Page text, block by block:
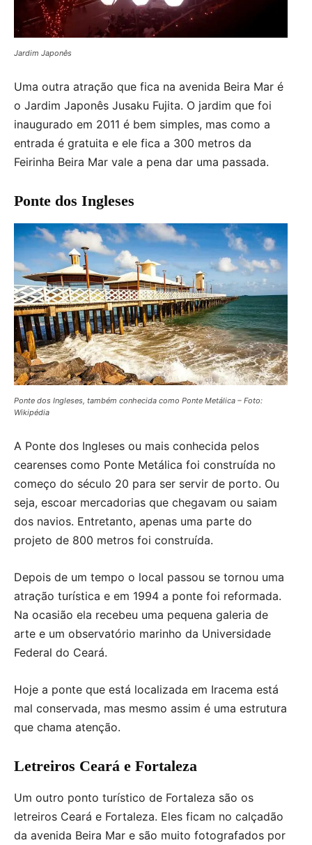
Jardim Japonês
Uma outra atração que fica na avenida Beira Mar é
o Jardim Japonês Jusaku Fujita. O jardim que foi
inaugurado em 2011 é bem simples, mas como a
entrada é gratuita e ele fica a 300 metros da
Feirinha Beira Mar vale a pena dar uma passada.
Ponte dos Ingleses
Ponte dos Ingleses, também conhecida como Ponte Metálica – Foto:
Wikipédia
A Ponte dos Ingleses ou mais conhecida pelos
cearenses como Ponte Metálica foi construída no
começo do século 20 para ser servir de porto. Ou
seja, escoar mercadorias que chegavam ou saiam
dos navios. Entretanto, apenas uma parte do
projeto de 800 metros foi construída.
Depois de um tempo o local passou se tornou uma
atração turística e em 1994 a ponte foi reformada.
Na ocasião ela recebeu uma pequena galeria de
arte e um observatório marinho da Universidade
Federal do Ceará.
Hoje a ponte que está localizada em Iracema está
mal conservada, mas mesmo assim é uma estrutura
que chama atenção.
Letreiros Ceará e Fortaleza
Um outro ponto turístico de Fortaleza são os
letreiros Ceará e Fortaleza. Eles ficam no calçadão
da avenida Beira Mar e são muito fotografados por